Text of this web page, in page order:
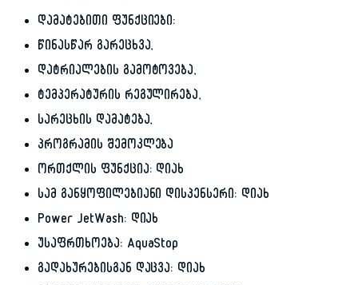
დამატებითი ფუნქციები:
წინასწარ გარეცხვა,
დატრიალების გამოტოვება,
ტემპერატურის რეგულირება,
სარეცხის დამატება,
პროგრამის შემოკლება
ორთქლის ფუნქცია: დიახ
სამ განყოფილებიანი დისპენსერი: დიახ
Power JetWash: დიახ
უსაფრთხოება: AquaStop
გადახურებისგან დაცვა: დიახ